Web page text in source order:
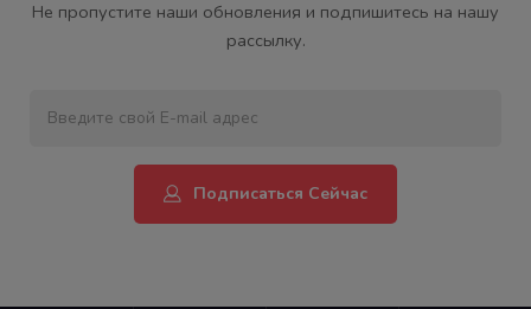
Не пропустите наши обновления и подпишитесь на нашу
рассылку.
Подписаться Сейчас